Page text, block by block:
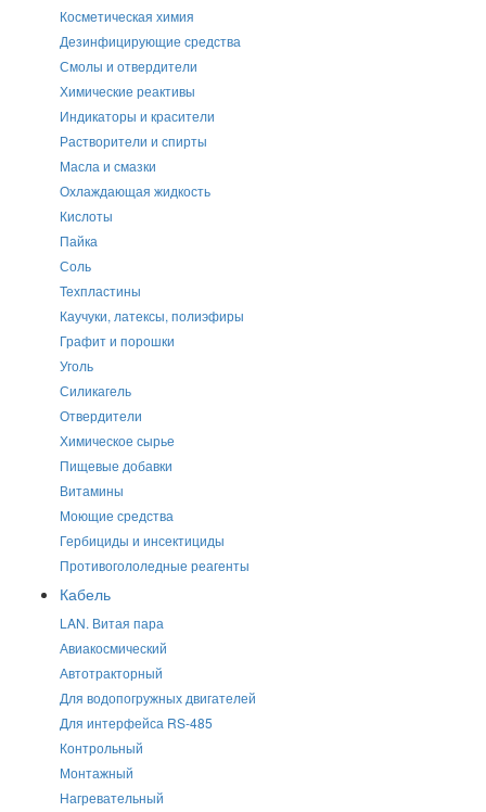
Косметическая химия
Дезинфицирующие средства
Смолы и отвердители
Химические реактивы
Индикаторы и красители
Растворители и спирты
Масла и смазки
Охлаждающая жидкость
Кислоты
Пайка
Соль
Техпластины
Каучуки, латексы, полиэфиры
Графит и порошки
Уголь
Силикагель
Отвердители
Химическое сырье
Пищевые добавки
Витамины
Моющие средства
Гербициды и инсектициды
Противогололедные реагенты
Кабель
LAN. Витая пара
Авиакосмический
Автотракторный
Для водопогружных двигателей
Для интерфейса RS-485
Контрольный
Монтажный
Нагревательный